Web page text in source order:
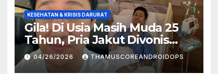
KESEHATAN & KRISIS DARURAT
Gila! Di Usia Masih Muda 25
Tahun, Pria Jakut Divonis
Kanker Limfoma, Ini Dugaan
Penyebabnya
04/26/2026 THAMUSCOREANDROIDOPS